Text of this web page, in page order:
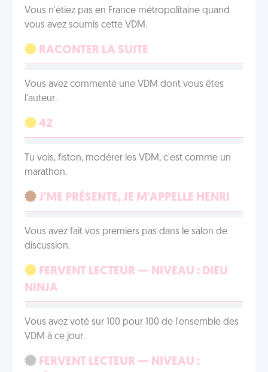
Vous n'étiez pas en France métropolitaine quand
vous avez soumis cette VDM.
RACONTER LA SUITE
Vous avez commenté une VDM dont vous êtes
l'auteur.
42
Tu vois, fiston, modérer les VDM, c'est comme un
marathon.
J'ME PRÉSENTE, JE M'APPELLE HENRI
Vous avez fait vos premiers pas dans le salon de
discussion.
FERVENT LECTEUR — NIVEAU : DIEU
NINJA
Vous avez voté sur 100 pour 100 de l'ensemble des
VDM à ce jour.
FERVENT LECTEUR — NIVEAU :